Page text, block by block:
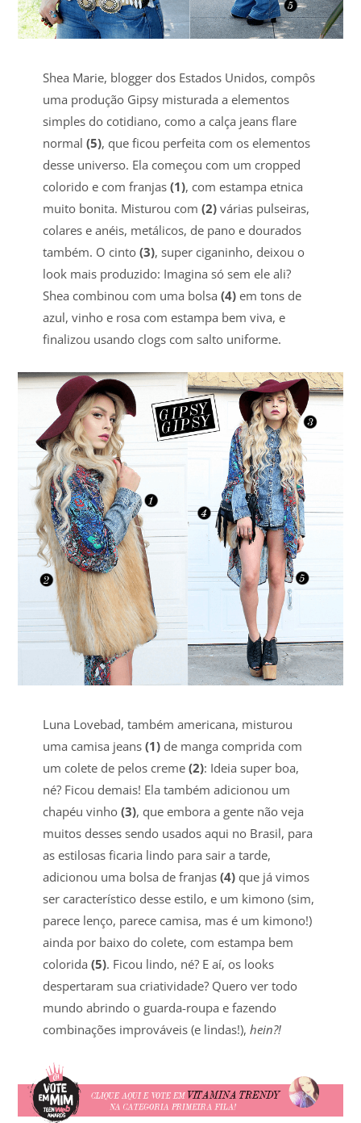
Shea Marie, blogger dos Estados Unidos, compôs
uma produção Gipsy misturada a elementos
simples do cotidiano, como a calça jeans flare
normal (5), que ficou perfeita com os elementos
desse universo. Ela começou com um cropped
colorido e com franjas (1), com estampa etnica
muito bonita. Misturou com (2)várias pulseiras,
colares e anéis, metálicos, de pano e dourados
também. O cinto (3), super ciganinho, deixou o
look mais produzido: Imagina só sem ele ali?
Shea combinou com uma bolsa (4)em tons de
azul, vinho e rosa com estampa bem viva, e
finalizou usando clogs com salto uniforme.
Luna Lovebad, também americana, misturou
uma camisa jeans(1) de manga comprida com
um colete de pelos creme (2): Ideia super boa,
né? Ficou demais! Ela também adicionou um
chapéu vinho (3), que embora a gente não veja
muitos desses sendo usados aqui no Brasil, para
as estilosas ficaria lindo para sair a tarde,
adicionou uma bolsa de franjas (4)que já vimos
ser característico desse estilo, e um kimono (sim,
parece lenço, parece camisa, mas é um kimono!)
ainda por baixo do colete, com estampa bem
colorida (5). Ficou lindo, né? E aí, os looks
despertaram sua criatividade? Quero ver todo
mundo abrindo o guarda-roupa e fazendo
combinações improváveis (e lindas!), hein?!